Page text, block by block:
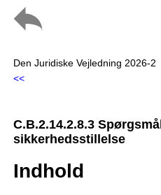
Den Juridiske Vejledning 2026-2
<<
C.B.2.14.2.8.3
sikkerhedsstillelse
Indhold